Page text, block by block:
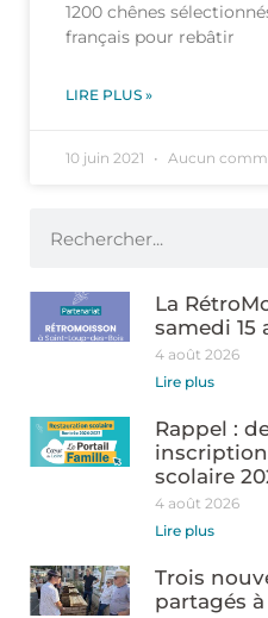
1200 chênes
français pour rebâtir
LIRE PLUS »
10 juin 2021 Aucun
La
samedi 15
4 août 2026
Lire plus
Rappel :
scolaire
4 août 2026
Lire plus
Trois
partagés